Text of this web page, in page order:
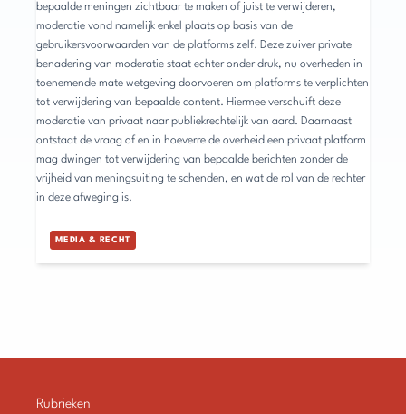
bepaalde meningen zichtbaar te maken of juist te verwijderen,
moderatie vond namelijk enkel plaats op basis van de
gebruikersvoorwaarden van de platforms zelf. Deze zuiver private
benadering van moderatie staat echter onder druk, nu overheden in
toenemende mate wetgeving doorvoeren om platforms te verplichten
tot verwijdering van bepaalde content. Hiermee verschuift deze
moderatie van privaat naar publiekrechtelijk van aard. Daarnaast
ontstaat de vraag of en in hoeverre de overheid een privaat platform
mag dwingen tot verwijdering van bepaalde berichten zonder de
vrijheid van meningsuiting te schenden, en wat de rol van de rechter
in deze afweging is.
MEDIA & RECHT
Rubrieken